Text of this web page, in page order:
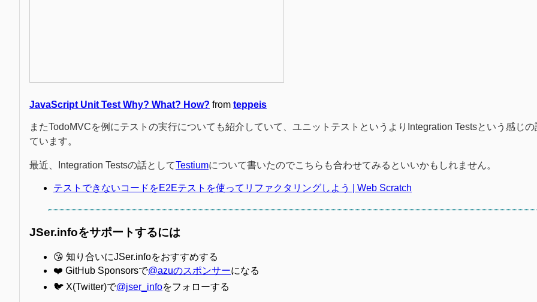
JavaScript Unit Test Why? What? How? from teppeis
またTodoMVCを例にテストの実行についても紹介していて、ユニットテストというよりIntegration Testsという感じ
ています。
最近、Integration Testsの話としてTestiumについて書いたのでこちらも合わせてみるといいかもしれません。
テストできないコードをE2Eテストを使ってリファクタリングしよう | Web Scratch
JSer.infoをサポートするには
😘 知り合いにJSer.infoをおすすめする
❤️ GitHub Sponsorsで@azuのスポンサーになる
🐦 X(Twitter)で@jser_infoをフォローする